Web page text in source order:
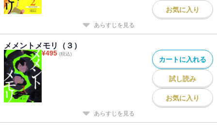
お気に入り
あらすじを見る
メメントメモリ（３）
¥495 (税込)
カートに入れる
試し読み
お気に入り
あらすじを見る